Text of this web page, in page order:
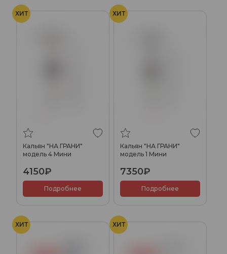
ХИТ
Кальян "НА ГРАНИ"
модель 4 Мини
4150₽
Подробнее
ХИТ
Кальян "НА ГРАНИ"
модель 1 Мини
7350₽
Подробнее
ХИТ ХИТ